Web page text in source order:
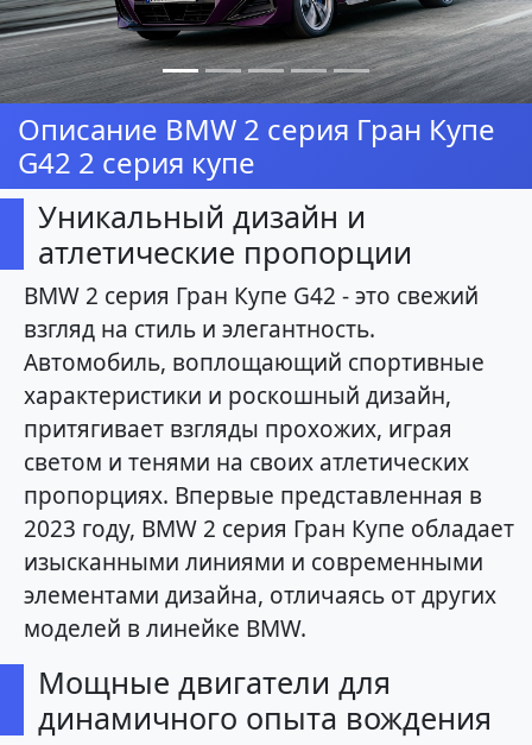
Описание BMW 2 серия Гран Купе
G42 2 серия купе
Уникальный дизайн и
атлетические пропорции
BMW 2 серия Гран Купе G42 - это свежий
взгляд на стиль и элегантность.
Автомобиль, воплощающий спортивные
характеристики и роскошный дизайн,
притягивает взгляды прохожих, играя
светом и тенями на своих атлетических
пропорциях. Впервые представленная в
2023 году, BMW 2 серия Гран Купе обладает
изысканными линиями и современными
элементами дизайна, отличаясь от других
моделей в линейке BMW.
Мощные двигатели для
динамичного опыта вождения